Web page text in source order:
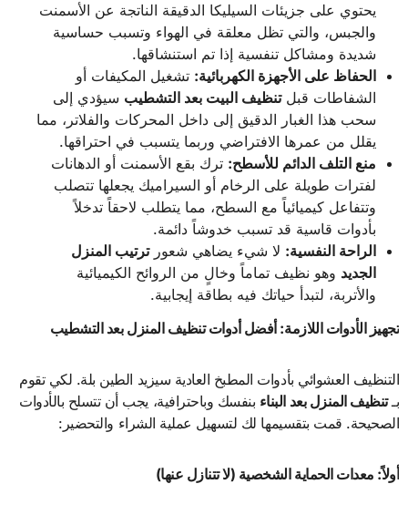
يحتوي على جزيئات السيليكا الدقيقة الناتجة عن الأسمنت
والجبس، والتي تظل معلقة في الهواء وتسبب حساسية
شديدة ومشاكل تنفسية إذا تم استنشاقها.
الحفاظ على الأجهزة الكهربائية: تشغيل المكيفات أو
الشفاطات قبلتنظيف البيت بعد التشطيب سيؤدي إلى
سحب هذا الغبار الدقيق إلى داخل المحركات والفلاتر، مما
يقلل من عمرها الافتراضي وربما يتسبب في احتراقها.
منع التلف الدائم للأسطح: ترك بقع الأسمنت أو الدهانات
لفترات طويلة على الرخام أو السيراميك يجعلها تتصلب
وتتفاعل كيميائياً مع السطح، مما يتطلب لاحقاً تدخلاً
بأدوات قاسية قد تسبب خدوشاً دائمة.
الراحة النفسية: لا شيء يضاهي شعورترتيب المنزل
الجديد وهو نظيف تماماً وخالٍ من الروائح الكيميائية
والأتربة، لتبدأ حياتك فيه بطاقة إيجابية.
تجهيز الأدوات اللازمة: أفضل أدوات تنظيف المنزل بعد التشطيب
التنظيف العشوائي بأدوات المطبخ العادية سيزيد الطين بلة. لكي تقوم
بـتنظيف المنزل بعد البناء بنفسك وباحترافية، يجب أن تتسلح بالأدوات
الصحيحة. قمت بتقسيمها لك لتسهيل عملية الشراء والتحضير:
أولاً: معدات الحماية الشخصية (لا تتنازل عنها)